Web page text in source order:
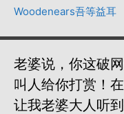
Woodenears吾等益耳
老婆说，你这破
叫人给你打赏！
让我老婆大人听